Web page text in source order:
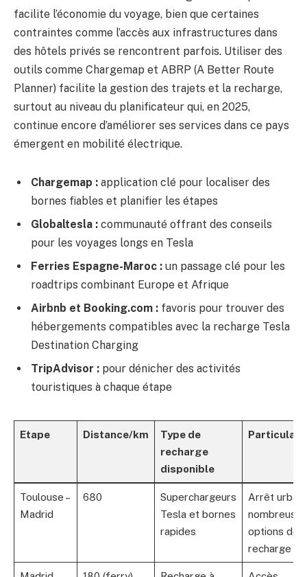
facilite l’économie du voyage, bien que certaines
contraintes comme l’accès aux infrastructures dans
des hôtels privés se rencontrent parfois. Utiliser des
outils comme Chargemap et ABRP (A Better Route
Planner) facilite la gestion des trajets et la recharge,
surtout au niveau du planificateur qui, en 2025,
continue encore d’améliorer ses services dans ce pays
émergent en mobilité électrique.
Chargemap : application clé pour localiser des
bornes fiables et planifier les étapes
Globaltesla : communauté offrant des conseils
pour les voyages longs en Tesla
Ferries Espagne-Maroc : un passage clé pour les
roadtrips combinant Europe et Afrique
Airbnb et Booking.com : favoris pour trouver des
hébergements compatibles avec la recharge Tesla
Destination Charging
TripAdvisor : pour dénicher des activités
touristiques à chaque étape
Etape Distance/km
Type de
recharge
disponible
Toulouse –
Madrid
680
Superchargeurs
Tesla et bornes
rapides
Arrêt urbain,
nombreuses
options de
recharge